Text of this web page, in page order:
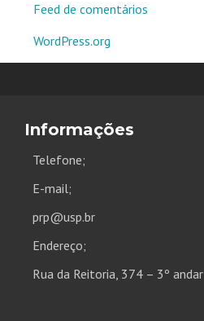
Feed de comentários
WordPress.org
Informações
Telefone;
E-mail;
prp@usp.br
Endereço;
Rua da Reitoria, 374 – 3º andar